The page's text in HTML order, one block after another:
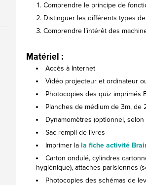
Comprendre le principe de
Distinguer les différents types
Comprendre l’intérêt des
Matériel :
Accès à Internet
Vidéo projecteur et ordinateur
Photocopies des quiz imprimés
Planches de médium de 3m, de
Dynamomètres (optionnel,
Sac rempli de livres
Imprimer la la fiche activité
Carton ondulé, cylindres
hygiénique), attaches parisiennes
Photocopies des schémas de